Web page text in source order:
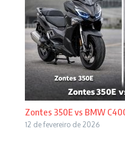
Zontes 350E vs BMW
12 de fevereiro de 2026